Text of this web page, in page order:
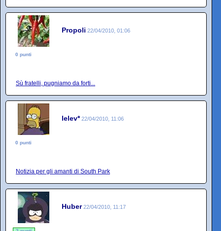
Propoli 22/04/2010, 01:06
0 punti
Sù fratelli, pugniamo da forti...
lelev* 22/04/2010, 11:06
0 punti
Notizia per gli amanti di South Park
Huber 22/04/2010, 11:17